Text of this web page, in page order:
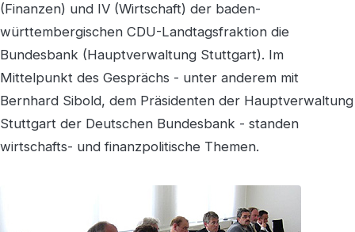
(Finanzen) und IV (Wirtschaft) der baden-
württembergischen CDU-Landtagsfraktion die
Bundesbank (Hauptverwaltung Stuttgart). Im
Mittelpunkt des Gesprächs - unter anderem mit
Bernhard Sibold, dem Präsidenten der Hauptverwaltung
Stuttgart der Deutschen Bundesbank - standen
wirtschafts- und finanzpolitische Themen.